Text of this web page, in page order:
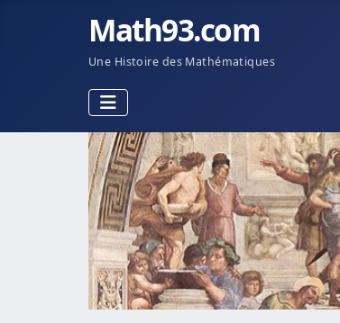
Math93.com
Une Histoire des Mathématiques